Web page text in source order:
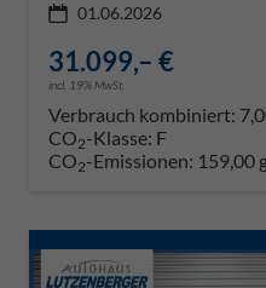
01.06.2026
31.099,– €
incl. 19% MwSt.
Verbrauch kombiniert:
CO2-Klasse: F
CO2-Emissionen: 159,00